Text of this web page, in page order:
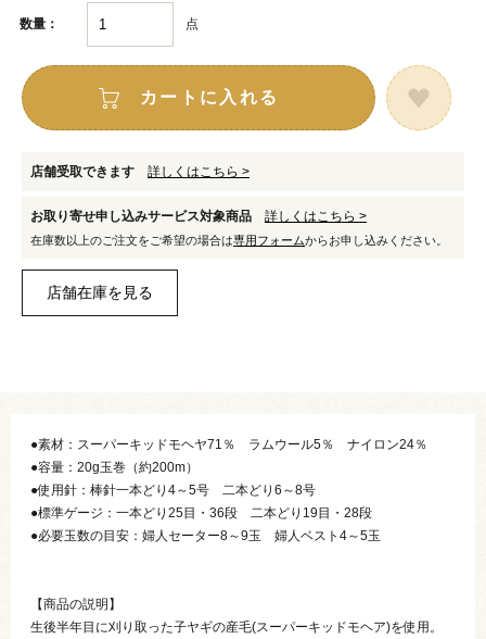
数量： 点
カートに入れる
店舗受取できます 詳しくはこちら >
お取り寄せ申し込みサービス対象商品 詳しくはこちら >
在庫数以上のご注文をご希望の場合は専用フォームからお申し込みください。
●素材：スーパーキッドモヘヤ71％ ラムウール5％ ナイロン24％
●容量：20g玉巻（約200m）
●使用針：棒針一本どり4～5号 二本どり6～8号
●標準ゲージ：一本どり25目・36段 二本どり19目・28段
●必要玉数の目安：婦人セーター8～9玉 婦人ベスト4～5玉
【商品の説明】
生後半年目に刈り取った子ヤギの産毛(スーパーキッドモヘア)を使用。